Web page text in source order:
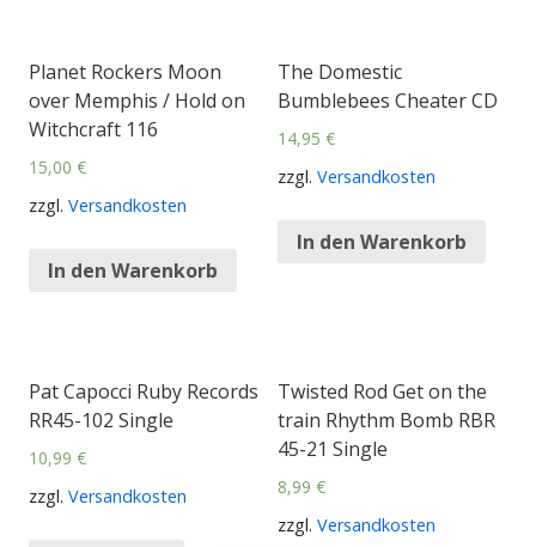
Planet Rockers Moon
over Memphis / Hold on
Witchcraft 116
15,00 €
zzgl. Versandkosten
In den Warenkorb
The Domestic
Bumblebees Cheater CD
14,95 €
zzgl. Versandkosten
In den Warenkorb
Pat Capocci Ruby Records
RR45-102 Single
10,99 €
zzgl. Versandkosten
Twisted Rod Get on the
train Rhythm Bomb RBR
45-21 Single
8,99 €
zzgl. Versandkosten